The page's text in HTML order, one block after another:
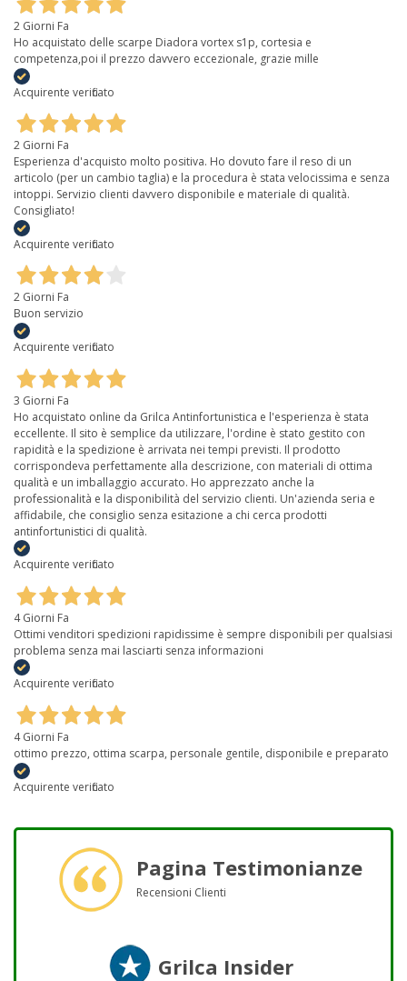
2 Giorni Fa
Ho acquistato delle scarpe Diadora vortex s1p, cortesia e
competenza,poi il prezzo davvero eccezionale, grazie mille
Acquirente verificato
2 Giorni Fa
Esperienza d'acquisto molto positiva. Ho dovuto fare il reso di un
articolo (per un cambio taglia) e la procedura è stata velocissima e senza
intoppi. Servizio clienti davvero disponibile e materiale di qualità.
Consigliato!
Acquirente verificato
2 Giorni Fa
Buon servizio
Acquirente verificato
3 Giorni Fa
Ho acquistato online da Grilca Antinfortunistica e l'esperienza è stata
eccellente. Il sito è semplice da utilizzare, l'ordine è stato gestito con
rapidità e la spedizione è arrivata nei tempi previsti. Il prodotto
corrispondeva perfettamente alla descrizione, con materiali di ottima
qualità e un imballaggio accurato. Ho apprezzato anche la
professionalità e la disponibilità del servizio clienti. Un'azienda seria e
affidabile, che consiglio senza esitazione a chi cerca prodotti
antinfortunistici di qualità.
Acquirente verificato
4 Giorni Fa
Ottimi venditori spedizioni rapidissime è sempre disponibili per qualsiasi
problema senza mai lasciarti senza informazioni
Acquirente verificato
4 Giorni Fa
ottimo prezzo, ottima scarpa, personale gentile, disponibile e preparato
Acquirente verificato
Pagina Testimonianze
Recensioni Clienti
Grilca Insider